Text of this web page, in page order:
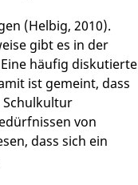
(Helbig, 2010).
gibt es in der
häufig diskutierte
ist gemeint, dass
von
dass sich ein